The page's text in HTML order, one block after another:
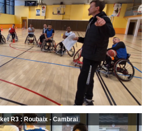
R3 : Roubaix - Cambrai